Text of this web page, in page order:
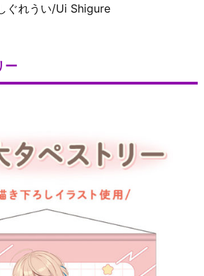
ぐれうい/Ui Shigure
ー